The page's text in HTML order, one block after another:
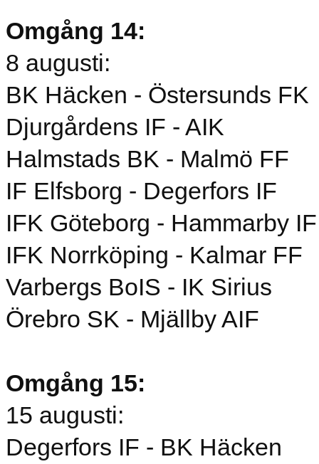
Omgång 14:
8 augusti:
BK Häcken - Östersunds FK
Djurgårdens IF - AIK
Halmstads BK - Malmö FF
IF Elfsborg - Degerfors IF
IFK Göteborg - Hammarby IF
IFK Norrköping - Kalmar FF
Varbergs BoIS - IK Sirius
Örebro SK - Mjällby AIF
Omgång 15:
15 augusti:
Degerfors IF - BK Häcken